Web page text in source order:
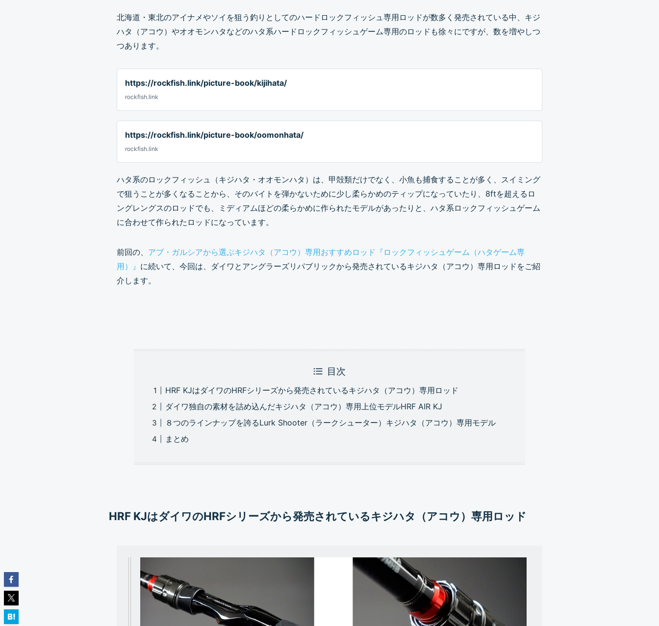
北海道・東北のアイナメやソイを狙う釣りとしてのハードロックフィッシュ専用ロッドが数多く発売されている中、キジ
ハタ（アコウ）やオオモンハタなどのハタ系ハードロックフィッシュゲーム専用のロッドも徐々にですが、数を増やしつ
つあります。
https://rockfish.link/picture-book/kijihata/
rockfish.link
https://rockfish.link/picture-book/oomonhata/
rockfish.link
ハタ系のロックフィッシュ（キジハタ・オオモンハタ）は、甲殻類だけでなく、小魚も捕食することが多く、スイミング
で狙うことが多くなることから、そのバイトを弾かないために少し柔らかめのティップになっていたり、8ftを超えるロ
ングレングスのロッドでも、ミディアムほどの柔らかめに作られたモデルがあったりと、ハタ系ロックフィッシュゲーム
に合わせて作られたロッドになっています。
前回の、 アブ・ガルシアから選ぶキジハタ（アコウ）専用おすすめロッド『ロックフィッシュゲーム（ハタゲーム専
用）』 に続いて、今回は、ダイワとアングラーズリパブリックから発売されているキジハタ（アコウ）専用ロッドをご紹
介します。
目次
HRF KJはダイワのHRFシリーズから発売されているキジハタ（アコウ）専用ロッド
ダイワ独自の素材を詰め込んだキジハタ（アコウ）専用上位モデルHRF AIR KJ
８つのラインナップを誇るLurk Shooter（ラークシューター）キジハタ（アコウ）専用モデル
まとめ
HRF KJはダイワのHRFシリーズから発売されているキジハタ（アコウ）専用ロッド